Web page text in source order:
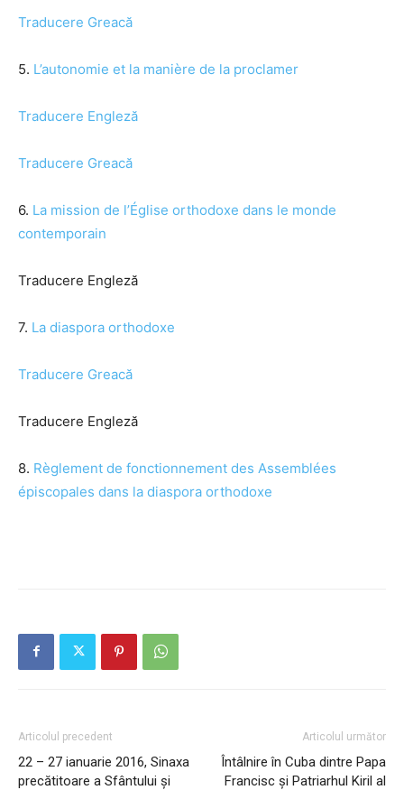
Traducere Greacă
5. L’autonomie et la manière de la proclamer
Traducere Engleză
Traducere Greacă
6. La mission de l’Église orthodoxe dans le monde
contemporain
Traducere Engleză
7. La diaspora orthodoxe
Traducere Greacă
Traducere Engleză
8. Règlement de fonctionnement des Assemblées
épiscopales dans la diaspora orthodoxe
Articolul precedent
22 – 27 ianuarie 2016, Sinaxa
precătitoare a Sfântului și
Articolul următor
Întâlnire în Cuba dintre Papa
Francisc și Patriarhul Kiril al